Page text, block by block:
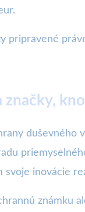
pripravené
značky,
svoje inovácie
známku